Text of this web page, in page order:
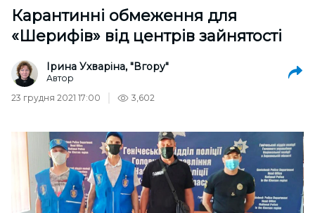
Карантинні обмеження для
«Шерифів» від центрів зайнятості
Ірина Ухваріна, "Вгору"
Автор
23 грудня 2021 17:00
3,602